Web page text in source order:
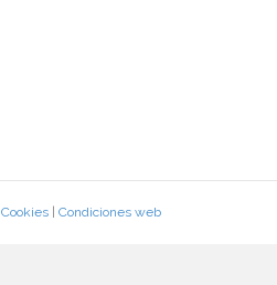
Cookies| Condiciones web